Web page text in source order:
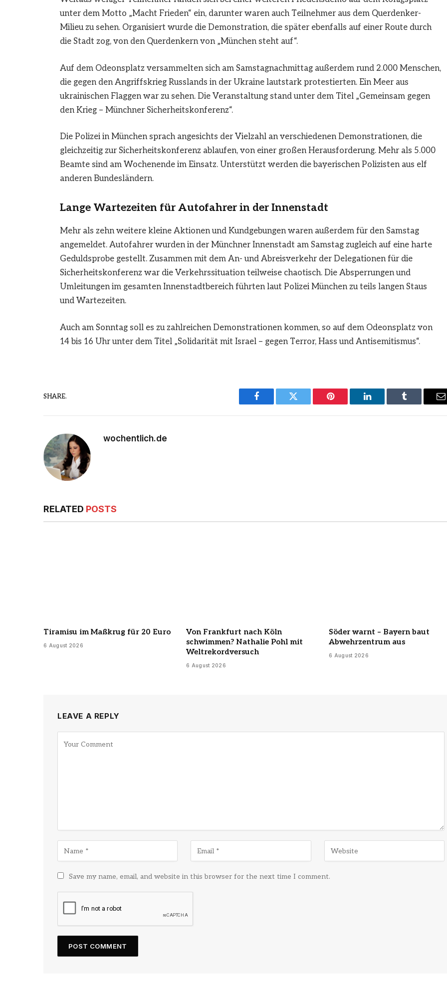
unter dem Motto „Macht Frieden“ ein, darunter waren auch Teilnehmer aus dem Querdenker-
Milieu zu sehen. Organisiert wurde die Demonstration, die später ebenfalls auf einer Route durch
die Stadt zog, von den Querdenkern von „München steht auf“.
Auf dem Odeonsplatz versammelten sich am Samstagnachmittag außerdem rund 2.000 Menschen,
die gegen den Angriffskrieg Russlands in der Ukraine lautstark protestierten. Ein Meer aus
ukrainischen Flaggen war zu sehen. Die Veranstaltung stand unter dem Titel „Gemeinsam gegen
den Krieg – Münchner Sicherheitskonferenz“.
Die Polizei in München sprach angesichts der Vielzahl an verschiedenen Demonstrationen, die
gleichzeitig zur Sicherheitskonferenz ablaufen, von einer großen Herausforderung. Mehr als 5.000
Beamte sind am Wochenende im Einsatz. Unterstützt werden die bayerischen Polizisten aus elf
anderen Bundesländern.
Lange Wartezeiten für Autofahrer in der Innenstadt
Mehr als zehn weitere kleine Aktionen und Kundgebungen waren außerdem für den Samstag
angemeldet. Autofahrer wurden in der Münchner Innenstadt am Samstag zugleich auf eine harte
Geduldsprobe gestellt. Zusammen mit dem An- und Abreisverkehr der Delegationen für die
Sicherheitskonferenz war die Verkehrssituation teilweise chaotisch. Die Absperrungen und
Umleitungen im gesamten Innenstadtbereich führten laut Polizei München zu teils langen Staus
und Wartezeiten.
Auch am Sonntag soll es zu zahlreichen Demonstrationen kommen, so auf dem Odeonsplatz von
14 bis 16 Uhr unter dem Titel „Solidarität mit Israel – gegen Terror, Hass und Antisemitismus“.
SHARE.
Facebook Twitter Pinterest LinkedIn Tumblr
wochentlich.de
RELATED POSTS
Tiramisu im Maßkrug für 20 Euro
6 August 2026
Von Frankfurt nach Köln
schwimmen? Nathalie Pohl mit
Weltrekordversuch
6 August 2026
Söder warnt – Bayern baut
Abwehrzentrum aus
6 August 2026
LEAVE A REPLY
Save my name, email, and website in this browser for the next time I comment.